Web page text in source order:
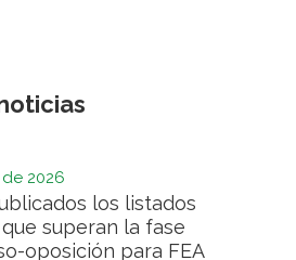
2026
los listados
superan la fase
oposición para FEA